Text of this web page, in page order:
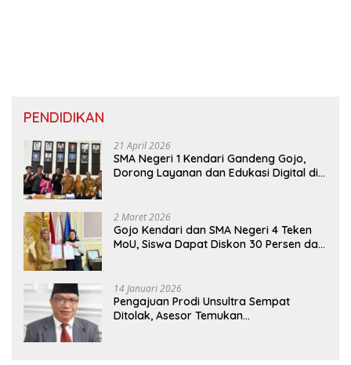
PENDIDIKAN
21 April 2026
SMA Negeri 1 Kendari Gandeng Gojo,
Dorong Layanan dan Edukasi Digital di
2 Maret 2026
Gojo Kendari dan SMA Negeri 4 Teken
MoU, Siswa Dapat Diskon 30 Persen dan
14 Januari 2026
Pengajuan Prodi Unsultra Sempat
Ditolak, Asesor Temukan